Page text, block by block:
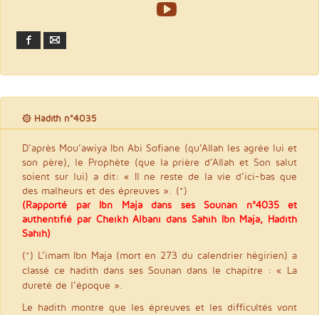
Facebook
۞ Hadith n°4035
D’après Mou’awiya Ibn Abi Sofiane (qu’Allah les agrée lui et
son père), le Prophète (que la prière d’Allah et Son salut
soient sur lui) a dit: « Il ne reste de la vie d’ici-bas que
des malheurs et des épreuves ». (*)
(Rapporté par Ibn Maja dans ses Sounan n°4035 et
authentifié par Cheikh Albani dans Sahih Ibn Maja, Hadith
Sahih)
(*) L’imam Ibn Maja (mort en 273 du calendrier hégirien) a
classé ce hadith dans ses Sounan dans le chapitre : « La
dureté de l’époque ».
Le hadith montre que les épreuves et les difficultés vont